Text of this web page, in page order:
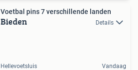
Voetbal pins 7 verschillende landen
Bieden Details
Hellevoetsluis Vandaag